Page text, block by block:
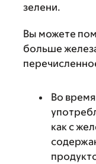
зелени.
Вы можете
больше
Во
как с